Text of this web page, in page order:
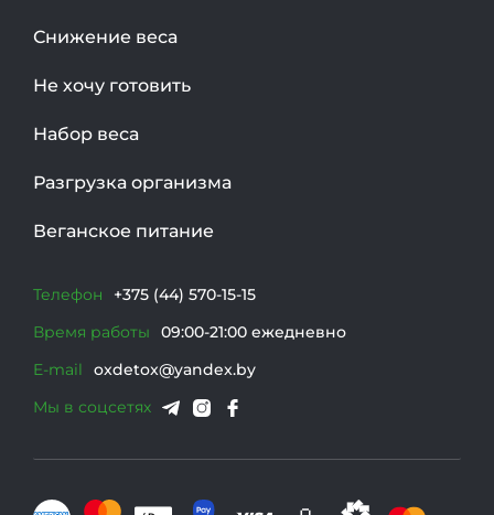
Телефон
+375 (44) 570-15-15
Время работы
09:00-21:00 ежедневно
E-mail
oxdetox@yandex.by
Мы в соцсетях
Снижение веса
Не хочу готовить
Набор веса
Разгрузка организма
Веганское питание